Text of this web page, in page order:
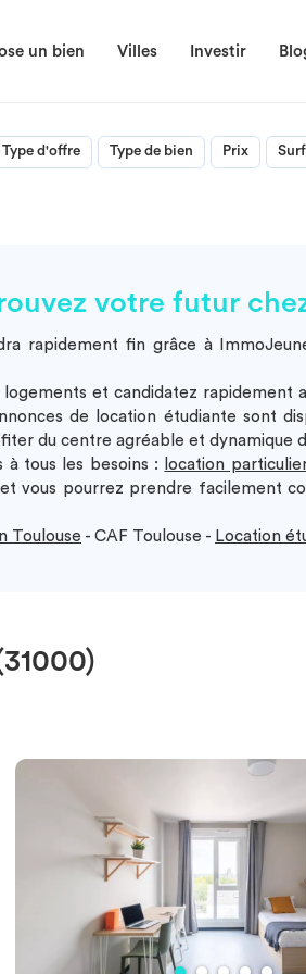
un bien Villes Investir
Type d'offre Type de bien Prix
votre futur
rapidement fin grâce à
et candidatez rapidement
de location étudiante sont
du centre agréable et dynamique
à tous les besoins :
location
vous pourrez prendre facilement
Toulouse - CAF Toulouse - Location